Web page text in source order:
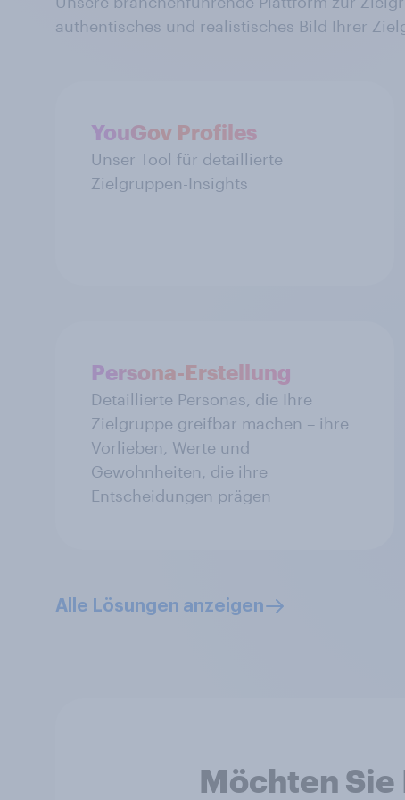
authentisches und realistisches Bild Ihrer
YouGov Profiles
Unser Tool für detaillierte
Zielgruppen-Insights
Persona-Erstellung
Detaillierte Personas, die Ihre
Zielgruppe greifbar machen – ihre
Vorlieben, Werte und
Gewohnheiten, die ihre
Entscheidungen prägen
Alle Lösungen anzeigen
Möchten